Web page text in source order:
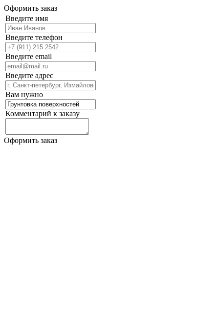
Оформить заказ
Введите имя
Введите телефон
Введите email
Введите адрес
Вам нужно
Комментарий к заказу
Оформить заказ